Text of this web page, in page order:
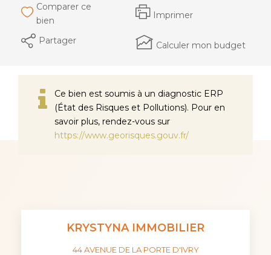
Comparer ce
bien
Imprimer
Partager Calculer mon budget
Ce bien est soumis à un diagnostic ERP
(État des Risques et Pollutions). Pour en
savoir plus, rendez-vous sur
https://www.georisques.gouv.fr/
KRYSTYNA IMMOBILIER
44 AVENUE DE LA PORTE D'IVRY